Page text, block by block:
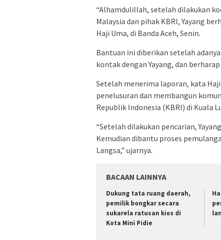
“Alhamdulillah, setelah dilakukan
Malaysia dan pihak KBRI, Yayang
Haji Uma, di Banda Aceh, Senin.
Bantuan ini diberikan setelah
kontak dengan Yayang, dan
Setelah menerima laporan, kata
penelusuran dan membangun
Republik Indonesia (KBRI) di Kuala
“Setelah dilakukan pencarian,
Kemudian dibantu proses
Langsa,” ujarnya.
BACAAN LAINNYA
Dukung tata ruang daerah,
pemilik bongkar secara
sukarela ratusan kios di
Kota Mini Pidie